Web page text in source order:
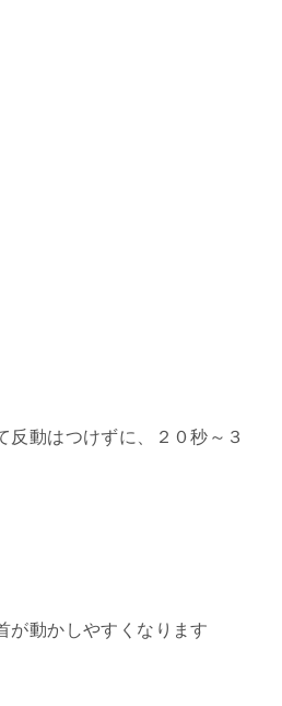
反動はつけずに、２０秒～３
が動かしやすくなります